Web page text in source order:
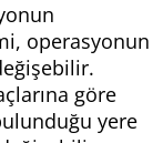
operasyonun
göre
yere